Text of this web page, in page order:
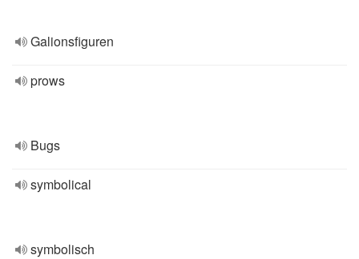
Galionsfiguren
prows
Bugs
symbolical
symbolisch